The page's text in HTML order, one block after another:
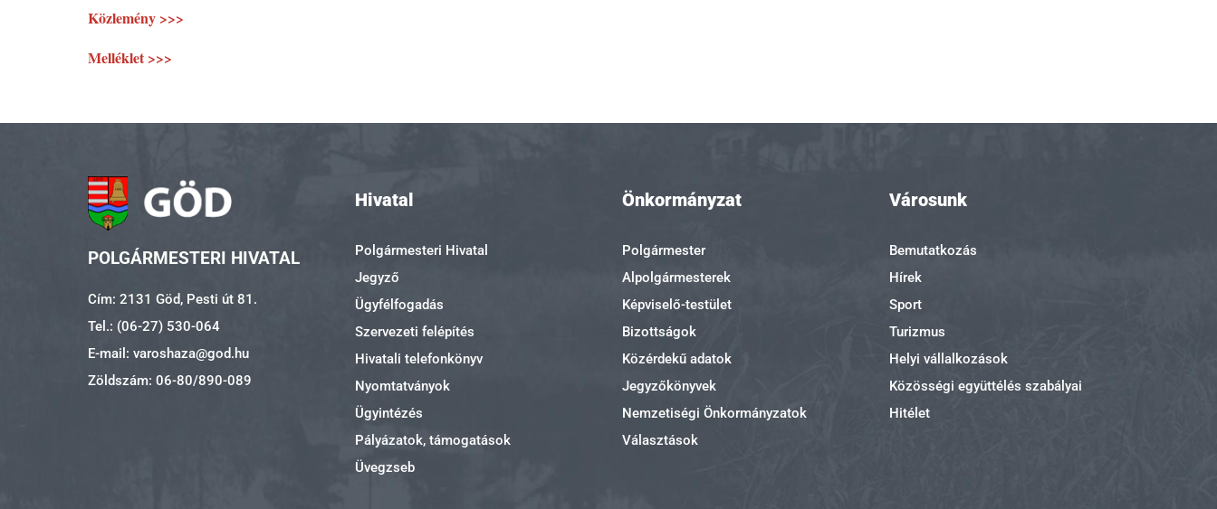
Közlemény >>>
Melléklet >>>
POLGÁRMESTERI HIVATAL
Cím: 2131 Göd, Pesti út 81.
Tel.: (06-27) 530-064
E-mail: varoshaza@god.hu
Zöldszám: 06-80/890-089
Hivatal
Polgármesteri Hivatal
Jegyző
Ügyfélfogadás
Szervezeti felépítés
Hivatali telefonkönyv
Nyomtatványok
Ügyintézés
Pályázatok, támogatások
Üvegzseb
Önkormányzat
Polgármester
Alpolgármesterek
Képviselő-testület
Bizottságok
Közérdekű adatok
Jegyzőkönyvek
Nemzetiségi Önkormányzatok
Választások
Városunk
Bemutatkozás
Hírek
Sport
Turizmus
Helyi vállalkozások
Közösségi együttélés szabályai
Hitélet